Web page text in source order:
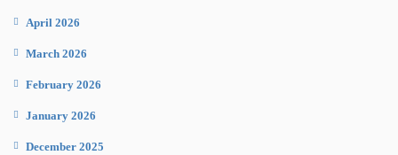
April 2026
March 2026
February 2026
January 2026
December 2025